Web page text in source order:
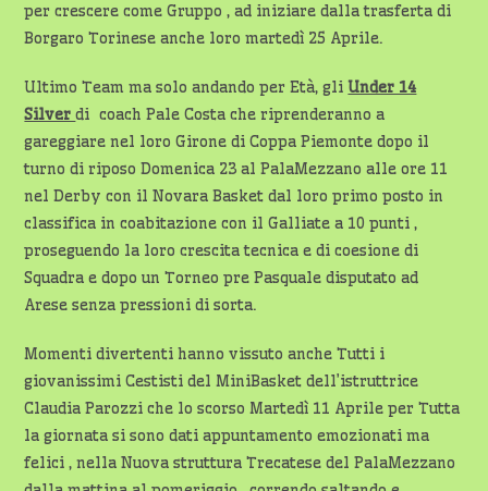
per crescere come Gruppo , ad iniziare dalla trasferta di
Borgaro Torinese anche loro martedì 25 Aprile.
Ultimo Team ma solo andando per Età, gliUnder 14
Silverdi coach Pale Costa che riprenderanno a
gareggiare nel loro Girone di Coppa Piemonte dopo il
turno di riposo Domenica 23 al PalaMezzano alle ore 11
nel Derby con il Novara Basket dal loro primo posto in
classifica in coabitazione con il Galliate a 10 punti ,
proseguendo la loro crescita tecnica e di coesione di
Squadra e dopo un Torneo pre Pasquale disputato ad
Arese senza pressioni di sorta.
Momenti divertenti hanno vissuto anche Tutti i
giovanissimi Cestisti del MiniBasket dell’istruttrice
Claudia Parozzi che lo scorso Martedì 11 Aprile per Tutta
la giornata si sono dati appuntamento emozionati ma
felici , nella Nuova struttura Trecatese del PalaMezzano